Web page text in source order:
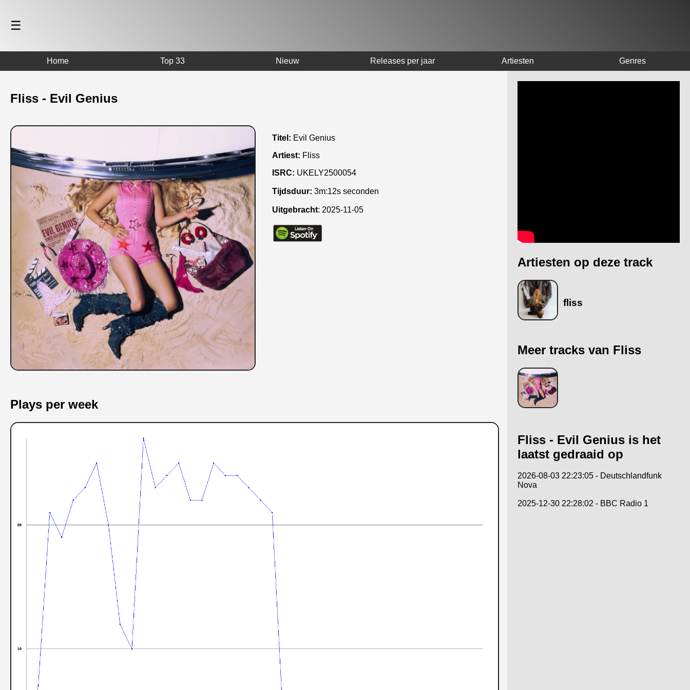
☰
Home Top 33 Nieuw Releases per jaar Artiesten Genres
Fliss - Evil Genius
Titel: Evil Genius
Artiest: Fliss
ISRC: UKELY2500054
Tijdsduur: 3m:12s seconden
Uitgebracht: 2025-11-05
Plays per week
Artiesten op deze track
fliss
Meer tracks van Fliss
Fliss - Evil Genius is het
laatst gedraaid op
2026-08-03 22:23:05 - Deutschlandfunk
Nova
2025-12-30 22:28:02 - BBC Radio 1